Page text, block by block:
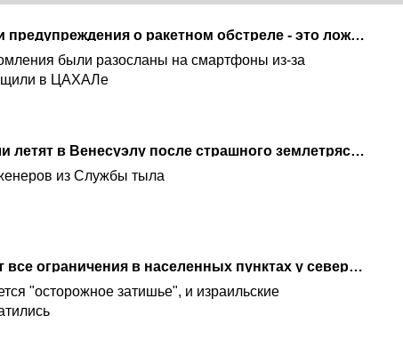
Израильтяне получили предупреждения о ракетном обстреле - это ложная тревога
были разосланы на смартфоны из-за
в ЦАХАЛе
Израильские спасатели летят в Венесуэлу после страшного землетрясения
из Службы тыла
Служба тыла отменяет все ограничения в населенных пунктах у северной границы
"осторожное затишье", и израильские